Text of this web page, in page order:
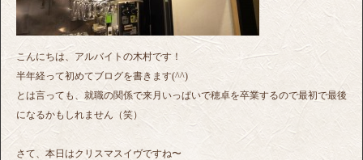
こんにちは、アルバイトの木村です！
半年経って初めてブログを書きます(^^)
とは言っても、就職の関係で来月いっぱいで穂卓を卒業するので最初で最後
になるかもしれません（笑）
さて、本日はクリスマスイヴですね〜